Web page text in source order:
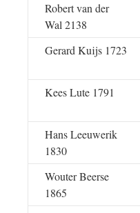
Robert van der
Wal 2138
Gerard Kuijs 1723
Kees Lute 1791
Hans Leeuwerik
1830
Wouter Beerse
1865